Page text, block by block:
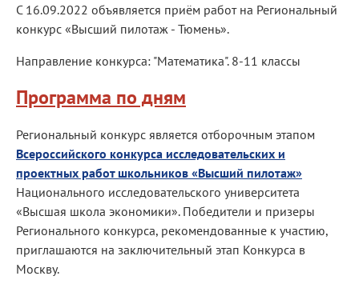
С 16.09.2022 объявляется приём работ на Региональный
конкурс «Высший пилотаж - Тюмень».
Направление конкурса: "Математика". 8-11 классы
Программа по дням
Региональный конкурс является отборочным этапом
Всероссийского конкурса исследовательских и
проектных работ школьников «Высший пилотаж»
Национального исследовательского университета
«Высшая школа экономики». Победители и призеры
Регионального конкурса, рекомендованные к участию,
приглашаются на заключительный этап Конкурса в
Москву.